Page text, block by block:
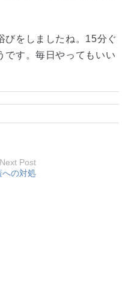
びをしましたね。15分ぐ
です。毎日やってもいい
Next Post
への対処